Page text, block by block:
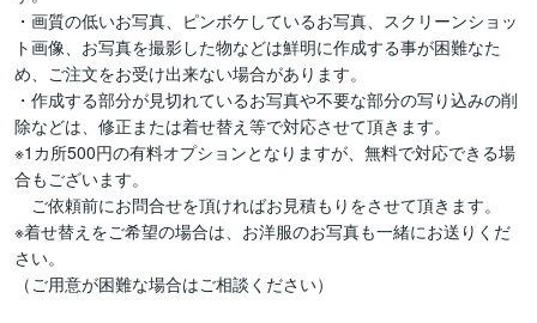
・画質の低いお写真、ピンボケしているお写真、スクリーンショッ
ト画像、お写真を撮影した物などは鮮明に作成する事が困難なた
め、ご注文をお受け出来ない場合があります。
・作成する部分が見切れているお写真や不要な部分の写り込みの削
除などは、修正または着せ替え等で対応させて頂きます。
※1カ所500円の有料オプションとなりますが、無料で対応できる場
合もございます。
ご依頼前にお問合せを頂ければお見積もりをさせて頂きます。
※着せ替えをご希望の場合は、お洋服のお写真も一緒にお送りくだ
さい。
（ご用意が困難な場合はご相談ください）